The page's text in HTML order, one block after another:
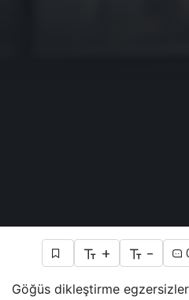
+ -
Göğüs dikleştirme